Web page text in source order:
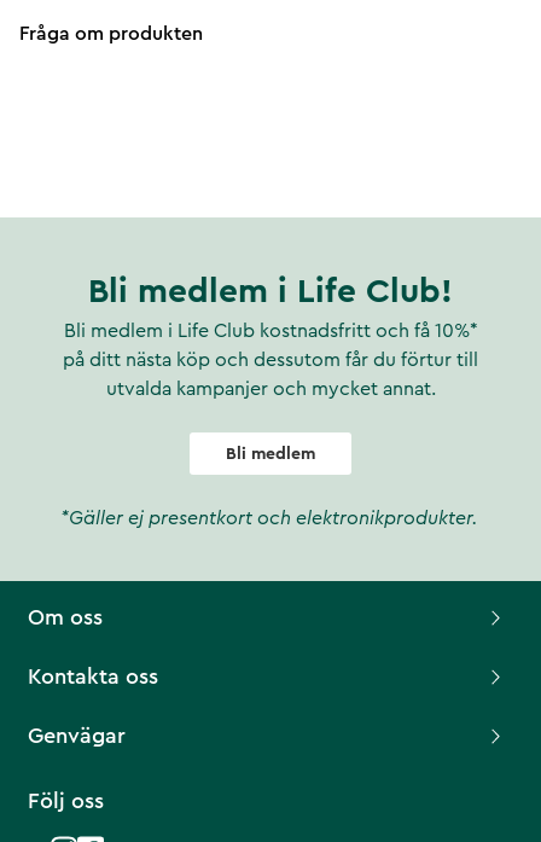
Fråga om produkten
Bli medlem i Life Club!
Bli medlem i Life Club kostnadsfritt och få 10%*
på ditt nästa köp och dessutom får du förtur till
utvalda kampanjer och mycket annat.
Bli medlem
*Gäller ej presentkort och elektronikprodukter.
Om oss
Kontakta oss
Genvägar
Följ oss